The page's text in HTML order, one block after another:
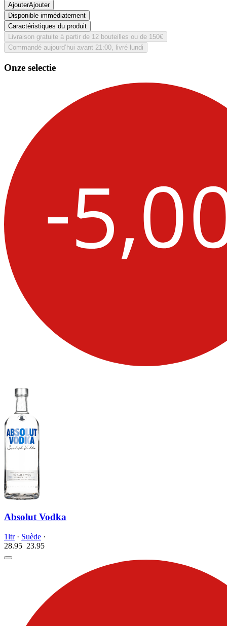
AjouterAjouter
Disponible immédiatement
Caractéristiques du produit
Livraison gratuite à partir de 12 bouteilles ou de 150€
Commandé aujourd’hui avant 21:00, livré lundi
Onze selectie
Absolut Vodka
1ltr· Suède ·
28.95 23.95